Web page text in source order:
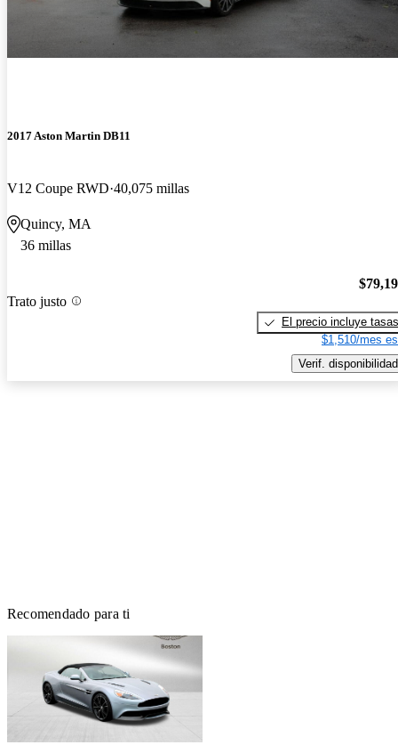
2017 Aston Martin DB11
V12 Coupe RWD 40,075 millas
Quincy, MA
36 millas
Trato justo
El precio incluye tasas
$1,510/mes
Verif. disponibilidad
Recomendado para ti